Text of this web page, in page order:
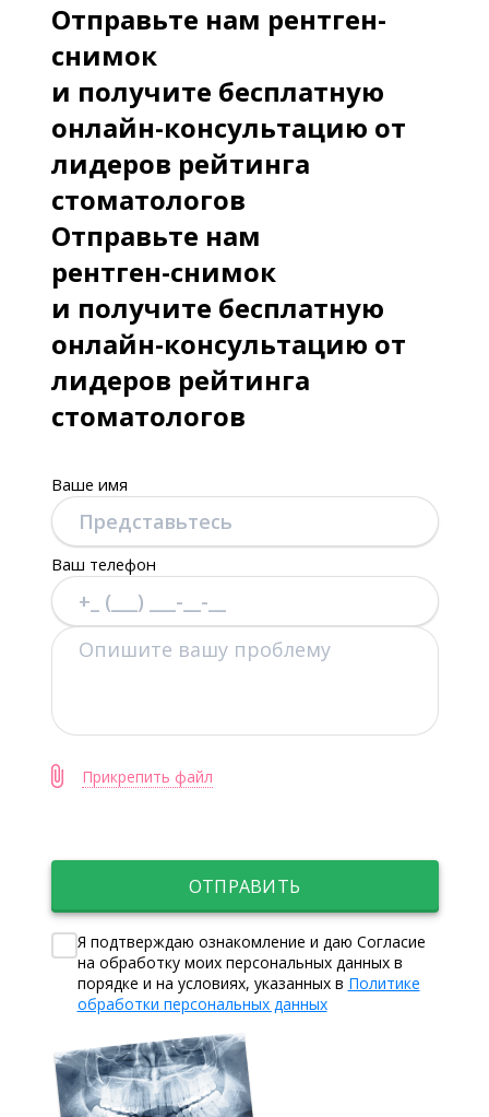
Отправьте нам рентген-
снимок
и получите бесплатную
онлайн-консультацию от
лидеров рейтинга
стоматологов
Отправьте нам
рентген-снимок
и получите бесплатную
онлайн-консультацию от
лидеров рейтинга
стоматологов
Ваше имя
Ваш телефон
Прикрепить файл
ОТПРАВИТЬ
Я подтверждаю ознакомление и даю Согласие
на обработку моих персональных данных в
порядке и на условиях, указанных в Политике
обработки персональных данных